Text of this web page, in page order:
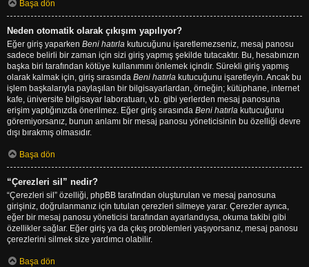
Başa dön
Neden otomatik olarak çıkışım yapılıyor?
Eğer giriş yaparken Beni hatırla kutucuğunu işaretlemezseniz, mesaj panosu
sadece belirli bir zaman için sizi giriş yapmış şekilde tutacaktır. Bu, hesabınızın
başka biri tarafından kötüye kullanımını önlemek içindir. Sürekli giriş yapmış
olarak kalmak için, giriş sırasında Beni hatırla kutucuğunu işaretleyin. Ancak bu
işlem başkalarıyla paylaşılan bir bilgisayarlardan, örneğin; kütüphane, internet
kafe, üniversite bilgisayar laboratuarı, v.b. gibi yerlerden mesaj panosuna
erişim yaptığınızda önerilmez. Eğer giriş sırasında Beni hatırla kutucuğunu
göremiyorsanız, bunun anlamı bir mesaj panosu yöneticisinin bu özelliği devre
dışı bırakmış olmasıdır.
Başa dön
“Çerezleri sil” nedir?
“Çerezleri sil” özelliği, phpBB tarafından oluşturulan ve mesaj panosuna
girişiniz, doğrulanmanız için tutulan çerezleri silmeye yarar. Çerezler ayrıca,
eğer bir mesaj panosu yöneticisi tarafından ayarlandıysa, okuma takibi gibi
özellikler sağlar. Eğer giriş ya da çıkış problemleri yaşıyorsanız, mesaj panosu
çerezlerini silmek size yardımcı olabilir.
Başa dön